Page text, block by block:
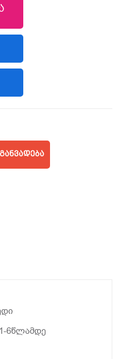
6წლამდე